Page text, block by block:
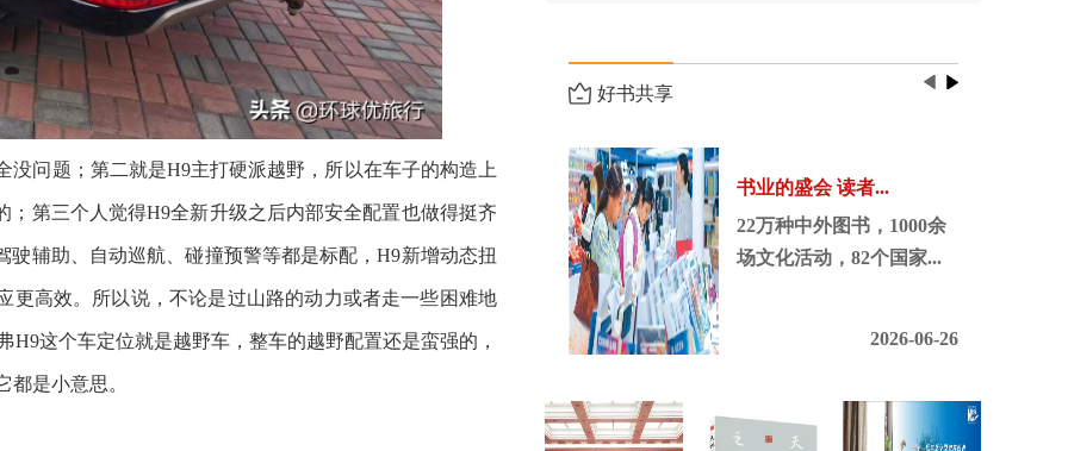
没问题；第二就是H9主打硬派越野，所以在车子的构造上
第三个人觉得H9全新升级之后内部安全配置也做得挺齐
辅助、自动巡航、碰撞预警等都是标配，H9新增动态扭
更高效。所以说，不论是过山路的动力或者走一些困难地
这个车定位就是越野车，整车的越野配置还是蛮强的，
都是小意思。